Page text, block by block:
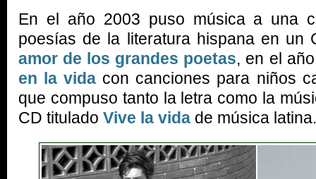
En el año 2003 puso música a una
poesías de la literatura hispana en un
amor de los grandes poetas, en el
en la vida con canciones para niños
que compuso tanto la letra como la
CD titulado Vive la vida de música latina.